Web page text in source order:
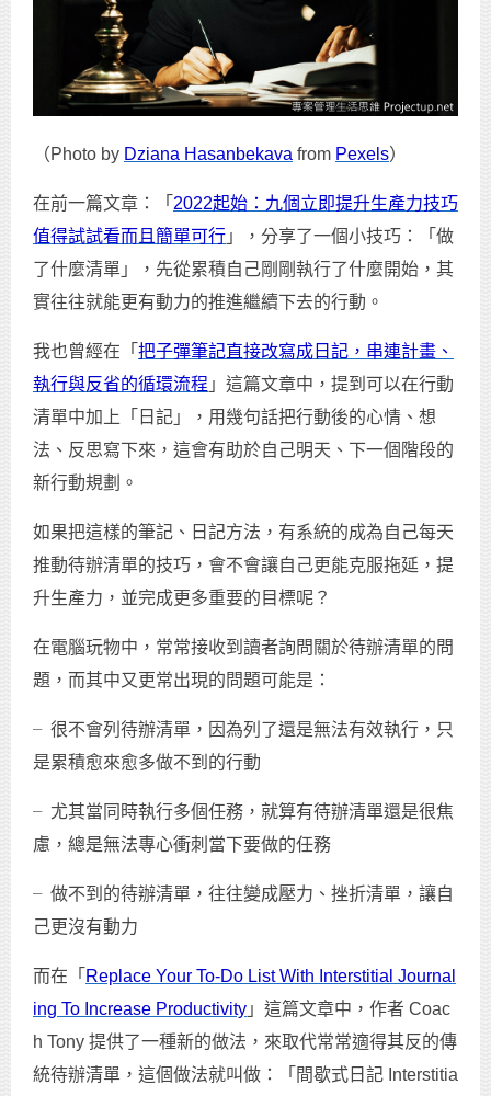
（Photo by Dziana Hasanbekava from Pexels）
在前一篇文章：「 2022起始：九個立即提升生產力技巧
值得試試看而且簡單可行 」，分享了一個小技巧：「做
了什麼清單」，先從累積自己剛剛執行了什麼開始，其
實往往就能更有動力的推進繼續下去的行動。
我也曾經在「 把子彈筆記直接改寫成日記，串連計畫、
執行與反省的循環流程 」這篇文章中，提到可以在行動
清單中加上「日記」，用幾句話把行動後的心情、想
法、反思寫下來，這會有助於自己明天、下一個階段的
新行動規劃。
如果把這樣的筆記、日記方法，有系統的成為自己每天
推動待辦清單的技巧，會不會讓自己更能克服拖延，提
升生產力，並完成更多重要的目標呢？
在電腦玩物中，常常接收到讀者詢問關於待辦清單的問
題，而其中又更常出現的問題可能是：
╴很不會列待辦清單，因為列了還是無法有效執行，只
是累積愈來愈多做不到的行動
╴尤其當同時執行多個任務，就算有待辦清單還是很焦
慮，總是無法專心衝刺當下要做的任務
╴做不到的待辦清單，往往變成壓力、挫折清單，讓自
己更沒有動力
而在「 Replace Your To-Do List With Interstitial Journal
ing To Increase Productivity 」這篇文章中，作者 Coac
h Tony 提供了一種新的做法，來取代常常適得其反的傳
統待辦清單，這個做法就叫做：「間歇式日記 Interstitia